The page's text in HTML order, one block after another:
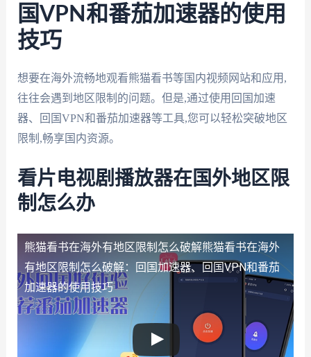
国VPN和番茄加速器的使用
技巧
想要在海外流畅地观看熊猫看书等国内视频网站和应用,
往往会遇到地区限制的问题。但是,通过使用回国加速
器、回国VPN和番茄加速器等工具,您可以轻松突破地区
限制,畅享国内资源。
看片电视剧播放器在国外地区限
制怎么办
熊猫看书在海外有地区限制怎么破解熊猫看书在海外
有地区限制怎么破解：回国加速器、回国VPN和番茄
加速器的使用技巧